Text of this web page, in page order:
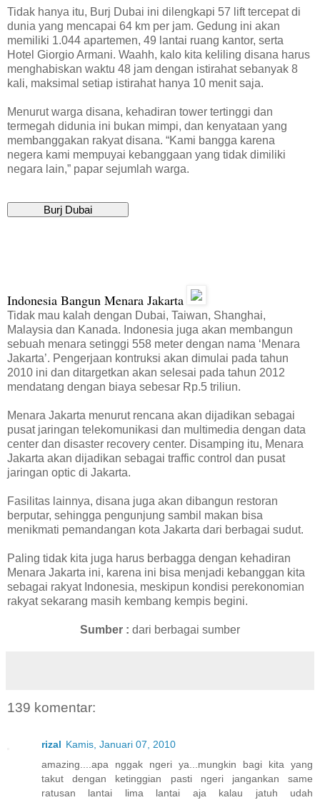
Tidak hanya itu, Burj Dubai ini dilengkapi 57 lift tercepat di
dunia yang mencapai 64 km per jam. Gedung ini akan
memiliki 1.044 apartemen, 49 lantai ruang kantor, serta
Hotel Giorgio Armani. Waahh, kalo kita keliling disana harus
menghabiskan waktu 48 jam dengan istirahat sebanyak 8
kali, maksimal setiap istirahat hanya 10 menit saja.
Menurut warga disana, kehadiran tower tertinggi dan
termegah didunia ini bukan mimpi, dan kenyataan yang
membanggakan rakyat disana. “Kami bangga karena
negera kami mempuyai kebanggaan yang tidak dimiliki
negara lain,” papar sejumlah warga.
Indonesia Bangun Menara Jakarta
Tidak mau kalah dengan Dubai, Taiwan, Shanghai,
Malaysia dan Kanada. Indonesia juga akan membangun
sebuah menara setinggi 558 meter dengan nama ‘Menara
Jakarta’. Pengerjaan kontruksi akan dimulai pada tahun
2010 ini dan ditargetkan akan selesai pada tahun 2012
mendatang dengan biaya sebesar Rp.5 triliun.
Menara Jakarta menurut rencana akan dijadikan sebagai
pusat jaringan telekomunikasi dan multimedia dengan data
center dan disaster recovery center. Disamping itu, Menara
Jakarta akan dijadikan sebagai traffic control dan pusat
jaringan optic di Jakarta.
Fasilitas lainnya, disana juga akan dibangun restoran
berputar, sehingga pengunjung sambil makan bisa
menikmati pemandangan kota Jakarta dari berbagai sudut.
Paling tidak kita juga harus berbagga dengan kehadiran
Menara Jakarta ini, karena ini bisa menjadi kebanggan kita
sebagai rakyat Indonesia, meskipun kondisi perekonomian
rakyat sekarang masih kembang kempis begini.
Sumber : dari berbagai sumber
139 komentar:
rizal Kamis, Januari 07, 2010
amazing....apa nggak ngeri ya...mungkin bagi kita yang
takut dengan ketinggian pasti ngeri jangankan same
ratusan lantai lima lantai aja kalau jatuh udah